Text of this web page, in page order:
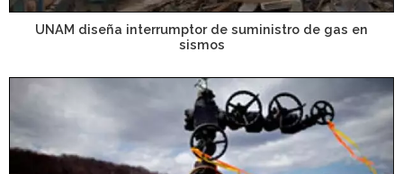
UNAM diseña interrumptor de suministro de gas en
sismos